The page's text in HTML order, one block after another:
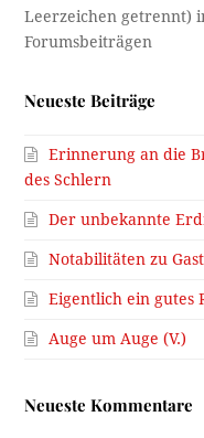
Neueste Beiträge
Erinnerung an die
des Schlern
Der unbekannte
Notabilitäten zu
Eigentlich ein gutes
Auge um Auge (V.)
Neueste Kommentare